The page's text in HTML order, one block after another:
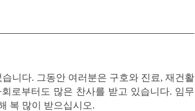
니다. 그동안 여러분은 구호와 진료, 재건활
로부터도 많은 찬사를 받고 있습니다. 임무
복 많이 받으십시오.